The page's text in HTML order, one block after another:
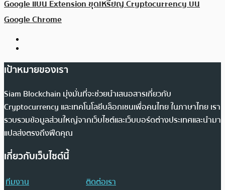
Google แบน Extension ขุดเหรียญ Cryptocurrency บน
Google Chrome
เป้าหมายของเรา
Siam Blockchain มุ่งมั่นที่จะช่วยนำเสนอสารเกี่ยวกับ
Cryptocurrency และเทคโนโลยีบล็อกเชนเพื่อคนไทย ในภาษาไทย เรา
รวบรวมข้อมูลส่วนใหญ่จากเว็บไซต์และเว็บบอร์ดต่างประเทศและนำมา
แปลส่งตรงถึงฟีดคุณ
เกี่ยวกับเว็บไซต์นี้
ทีมงาน
ติดต่อเรา